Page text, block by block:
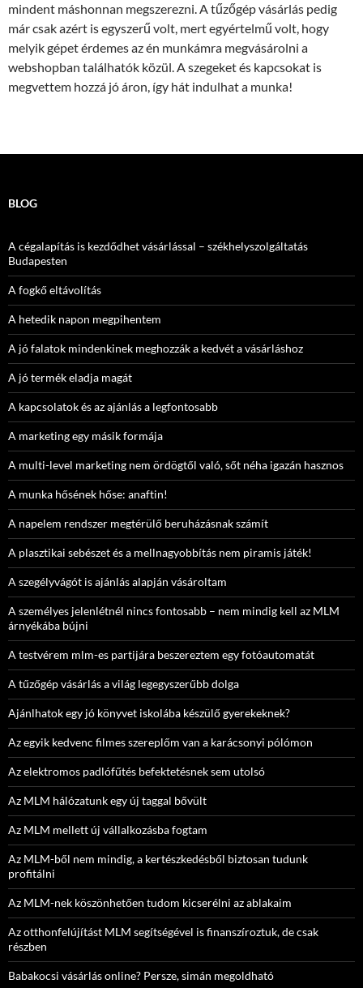
mindent máshonnan megszerezni. A tűzőgép vásárlás pedig
már csak azért is egyszerű volt, mert egyértelmű volt, hogy
melyik gépet érdemes az én munkámra megvásárolni a
webshopban találhatók közül. A szegeket és kapcsokat is
megvettem hozzá jó áron, így hát indulhat a munka!
BLOG
A cégalapítás is kezdődhet vásárlással – székhelyszolgáltatás
Budapesten
A fogkő eltávolítás
A hetedik napon megpihentem
A jó falatok mindenkinek meghozzák a kedvét a vásárláshoz
A jó termék eladja magát
A kapcsolatok és az ajánlás a legfontosabb
A marketing egy másik formája
A multi-level marketing nem ördögtől való, sőt néha igazán hasznos
A munka hősének hőse: anaftin!
A napelem rendszer megtérülő beruházásnak számít
A plasztikai sebészet és a mellnagyobbítás nem piramis játék!
A szegélyvágót is ajánlás alapján vásároltam
A személyes jelenlétnél nincs fontosabb – nem mindig kell az MLM
árnyékába bújni
A testvérem mlm-es partijára beszereztem egy fotóautomatát
A tűzőgép vásárlás a világ legegyszerűbb dolga
Ajánlhatok egy jó könyvet iskolába készülő gyerekeknek?
Az egyik kedvenc filmes szereplőm van a karácsonyi pólómon
Az elektromos padlófűtés befektetésnek sem utolsó
Az MLM hálózatunk egy új taggal bővült
Az MLM mellett új vállalkozásba fogtam
Az MLM-ből nem mindig, a kertészkedésből biztosan tudunk
profitálni
Az MLM-nek köszönhetően tudom kicserélni az ablakaim
Az otthonfelújítást MLM segítségével is finanszíroztuk, de csak
részben
Babakocsi vásárlás online? Persze, simán megoldható